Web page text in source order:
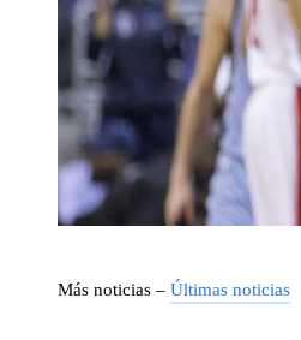
Más noticias – Últimas noticias